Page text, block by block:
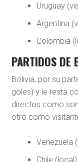
Uruguay
Argentina
Colombia
PARTIDOS DE
Bolivia, por su
goles) y le resta
directos como
otro como
Venezuela
Chile (local)